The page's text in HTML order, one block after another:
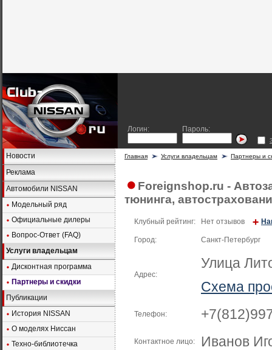
Логин: Пароль:
Новости
Реклама
Автомобили NISSAN
Модельный ряд
Официальные дилеры
Вопрос-Ответ (FAQ)
Услуги владельцам
Дисконтная программа
Партнеры и скидки
Публикации
История NISSAN
О моделях Ниссан
Техно-библиотечка
Главная Услуги владельцам Партнеры и
Foreignshop.ru -
тюнинга,
Клубный рейтинг: Нет отзывов
Город: Санкт-Петербург
Адрес:
Улица
Схема
Телефон:
Контактное лицо: Иванов